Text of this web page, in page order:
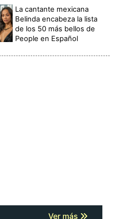
La cantante mexicana
Belinda encabeza la lista
de los 50 más bellos de
People en Español
Ver más